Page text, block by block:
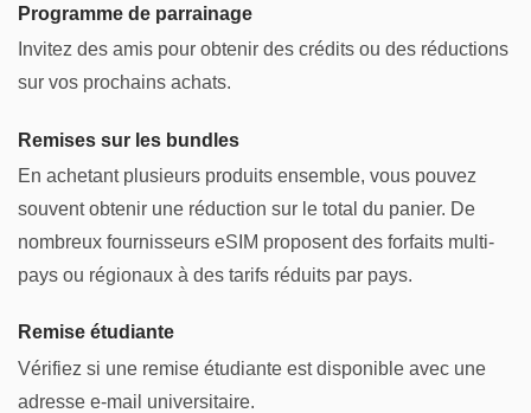
Programme de parrainage
Invitez des amis pour obtenir des crédits ou des réductions
sur vos prochains achats.
Remises sur les bundles
En achetant plusieurs produits ensemble, vous pouvez
souvent obtenir une réduction sur le total du panier. De
nombreux fournisseurs eSIM proposent des forfaits multi-
pays ou régionaux à des tarifs réduits par pays.
Remise étudiante
Vérifiez si une remise étudiante est disponible avec une
adresse e-mail universitaire.